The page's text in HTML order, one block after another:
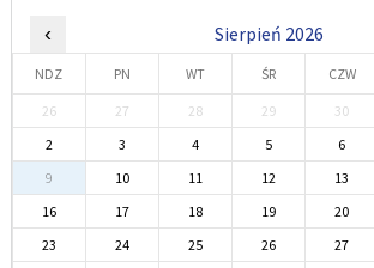
‹ Sierpień 2026
NDZ PN WT ŚR CZW
26 27 28 29 30
2
3 4 5 6
9
10 11 12 13
16
17 18 19 20
23
24 25 26 27